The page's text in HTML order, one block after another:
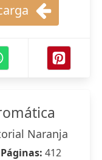
Naranja
412